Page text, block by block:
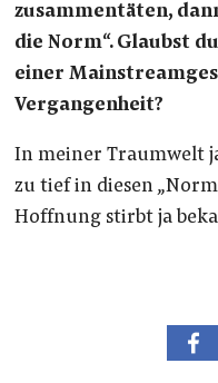
zusammentäten,
die Norm“. Glaubst
einer
Vergangenheit?
In meiner Traumwelt
zu tief in diesen
Hoffnung stirbt ja